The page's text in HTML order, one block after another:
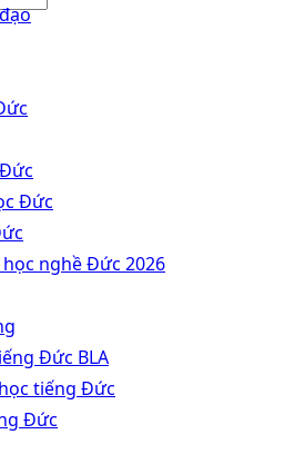
Đức
nghề Đức 2026
Đức BLA
tiếng Đức
Đức